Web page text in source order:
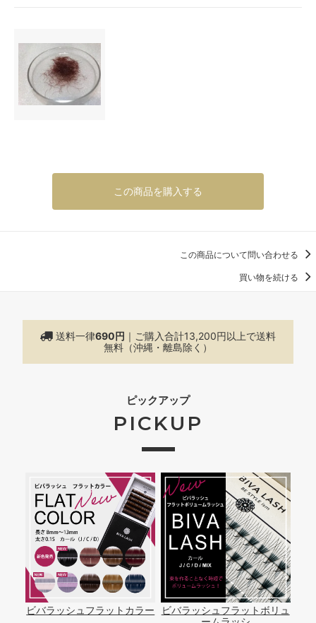
この商品を購入する
この商品について問い合わせる
買い物を続ける
送料一律690円 ｜ご購入合計13,200円以上で送料
無料（沖縄・離島除く）
ピックアップ
PICKUP
ビバラッシュフラットカラー
ビバラッシュフラットボリュ